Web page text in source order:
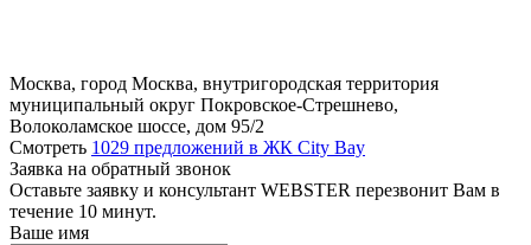
Москва, город Москва, внутригородская территория
муниципальный округ Покровское-Стрешнево,
Волоколамское шоссе, дом 95/2
Смотреть 1029 предложений в ЖК City Bay
Заявка на обратный звонок
Оставьте заявку и консультант WEBSTER перезвонит Вам в
течение 10 минут.
Ваше имя